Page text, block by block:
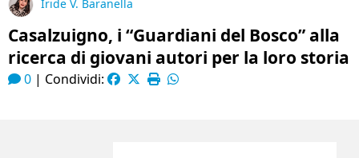
Iride V. Baranella
Casalzuigno, i “Guardiani del Bosco” alla
ricerca di giovani autori per la loro storia
0 | Condividi: